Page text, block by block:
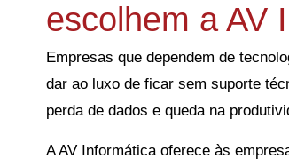
escolhem a AV
Empresas que dependem de
dar ao luxo de ficar sem suporte
perda de dados e queda na
A AV Informática oferece às